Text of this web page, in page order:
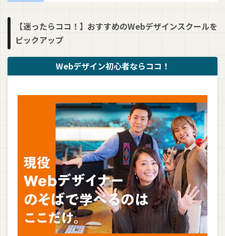
【迷ったらココ！】おすすめのWebデザインスクールを
ピックアップ
Webデザイン初心者ならココ！